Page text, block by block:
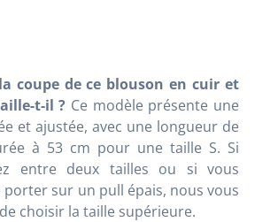
coupe de ce blouson en cuir et
t-il ? Ce modèle présente une
et ajustée, avec une longueur de
à 53 cm pour une taille S. Si
entre deux tailles ou si vous
porter sur un pull épais, nous vous
choisir la taille supérieure.